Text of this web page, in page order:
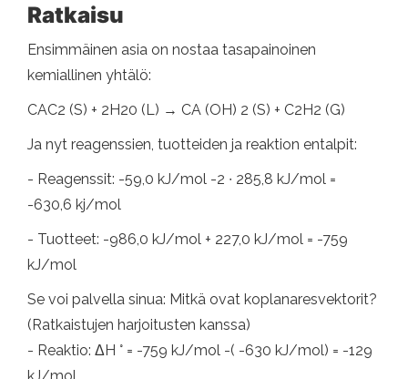
Ratkaisu
Ensimmäinen asia on nostaa tasapainoinen
kemiallinen yhtälö:
CAC2 (S) + 2H20 (L) → CA (OH) 2 (S) + C2H2 (G)
Ja nyt reagenssien, tuotteiden ja reaktion entalpit:
- Reagenssit: -59,0 kJ/mol -2 ∙ 285,8 kJ/mol =
-630,6 kj/mol
- Tuotteet: -986,0 kJ/mol + 227,0 kJ/mol = -759
kJ/mol
Se voi palvella sinua: Mitkä ovat koplanaresvektorit?
(Ratkaistujen harjoitusten kanssa)
- Reaktio: ΔH ° = -759 kJ/mol -( -630 kJ/mol) = -129